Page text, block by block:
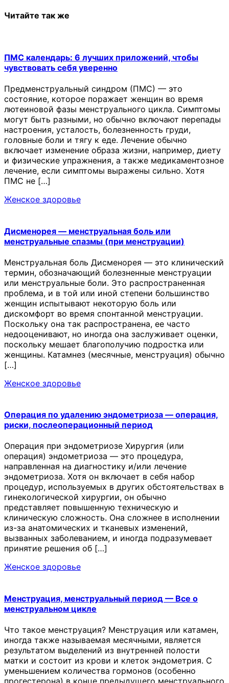
Читайте так же
ПМС календарь: 6 лучших приложений, чтобы
чувствовать себя уверенно
Предменструальный синдром (ПМС) — это
состояние, которое поражает женщин во время
лютеиновой фазы менструального цикла. Симптомы
могут быть разными, но обычно включают перепады
настроения, усталость, болезненность груди,
головные боли и тягу к еде. Лечение обычно
включает изменение образа жизни, например, диету
и физические упражнения, а также медикаментозное
лечение, если симптомы выражены сильно. Хотя
ПМС не […]
Женское здоровье
Дисменорея — менструальная боль или
менструальные спазмы (при менструации)
Менструальная боль Дисменорея — это клинический
термин, обозначающий болезненные менструации
или менструальные боли. Это распространенная
проблема, и в той или иной степени большинство
женщин испытывают некоторую боль или
дискомфорт во время спонтанной менструации.
Поскольку она так распространена, ее часто
недооценивают, но иногда она заслуживает оценки,
поскольку мешает благополучию подростка или
женщины. Катамнез (месячные, менструация) обычно
[…]
Женское здоровье
Операция по удалению эндометриоза — операция,
риски, послеоперационный период
Операция при эндометриозе Хирургия (или
операция) эндометриоза — это процедура,
направленная на диагностику и/или лечение
эндометриоза. Хотя он включает в себя набор
процедур, используемых в других обстоятельствах в
гинекологической хирургии, он обычно
представляет повышенную техническую и
клиническую сложность. Она сложнее в исполнении
из-за анатомических и тканевых изменений,
вызванных заболеванием, и иногда подразумевает
принятие решения об […]
Женское здоровье
Менструация, менструальный период — Все о
менструальном цикле
Что такое менструация? Менструация или катамен,
иногда также называемая месячными, является
результатом выделений из внутренней полости
матки и состоит из крови и клеток эндометрия. С
уменьшением количества гормонов (особенно
прогестерона) в конце предыдущего менструального